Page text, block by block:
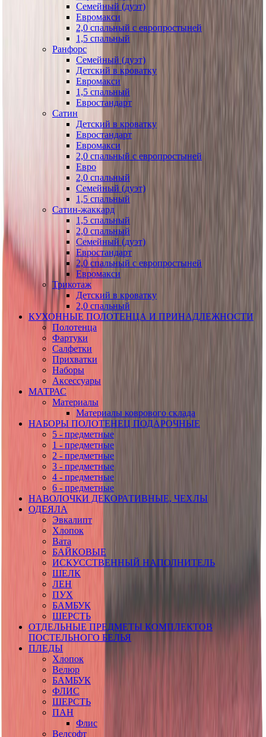
Семейный (дуэт)
Евромакси
2,0 спальный с европростыней
1,5 спальный
Ранфорс
Семейный (дуэт)
Детский в кроватку
Евромакси
1,5 спальный
Евростандарт
Сатин
Детский в кроватку
Евростандарт
Евромакси
2,0 спальный с европростыней
Евро
2,0 спальный
Семейный (дуэт)
1,5 спальный
Сатин-жаккард
1,5 спальный
2,0 спальный
Семейный (дуэт)
Евростандарт
2,0 спальный с европростыней
Евромакси
Трикотаж
Детский в кроватку
2,0 спальный
КУХОННЫЕ ПОЛОТЕНЦА И ПРИНАДЛЕЖНОСТИ
Полотенца
Фартуки
Салфетки
Прихватки
Наборы
Аксессуары
МАТРАС
Материалы
Материалы коврового склада
НАБОРЫ ПОЛОТЕНЕЦ ПОДАРОЧНЫЕ
5 - предметные
1 - предметные
2 - предметные
3 - предметные
4 - предметные
6 - предметные
НАВОЛОЧКИ ДЕКОРАТИВНЫЕ, ЧЕХЛЫ
ОДЕЯЛА
Эвкалипт
Хлопок
Вата
БАЙКОВЫЕ
ИСКУССТВЕННЫЙ НАПОЛНИТЕЛЬ
ШЕЛК
ЛЕН
ПУХ
БАМБУК
ШЕРСТЬ
ОТДЕЛЬНЫЕ ПРЕДМЕТЫ КОМПЛЕКТОВ
ПОСТЕЛЬНОГО БЕЛЬЯ
ПЛЕДЫ
Хлопок
Велюр
БАМБУК
ФЛИС
ШЕРСТЬ
ПАН
Флис
Велсофт